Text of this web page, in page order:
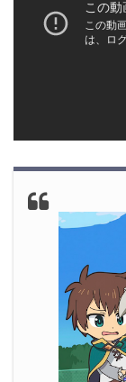
3. 『異世界か
バレ感想まとめ